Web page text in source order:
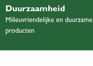
Duurzaamheid
Milieuvriendelijke en duurzame
producten